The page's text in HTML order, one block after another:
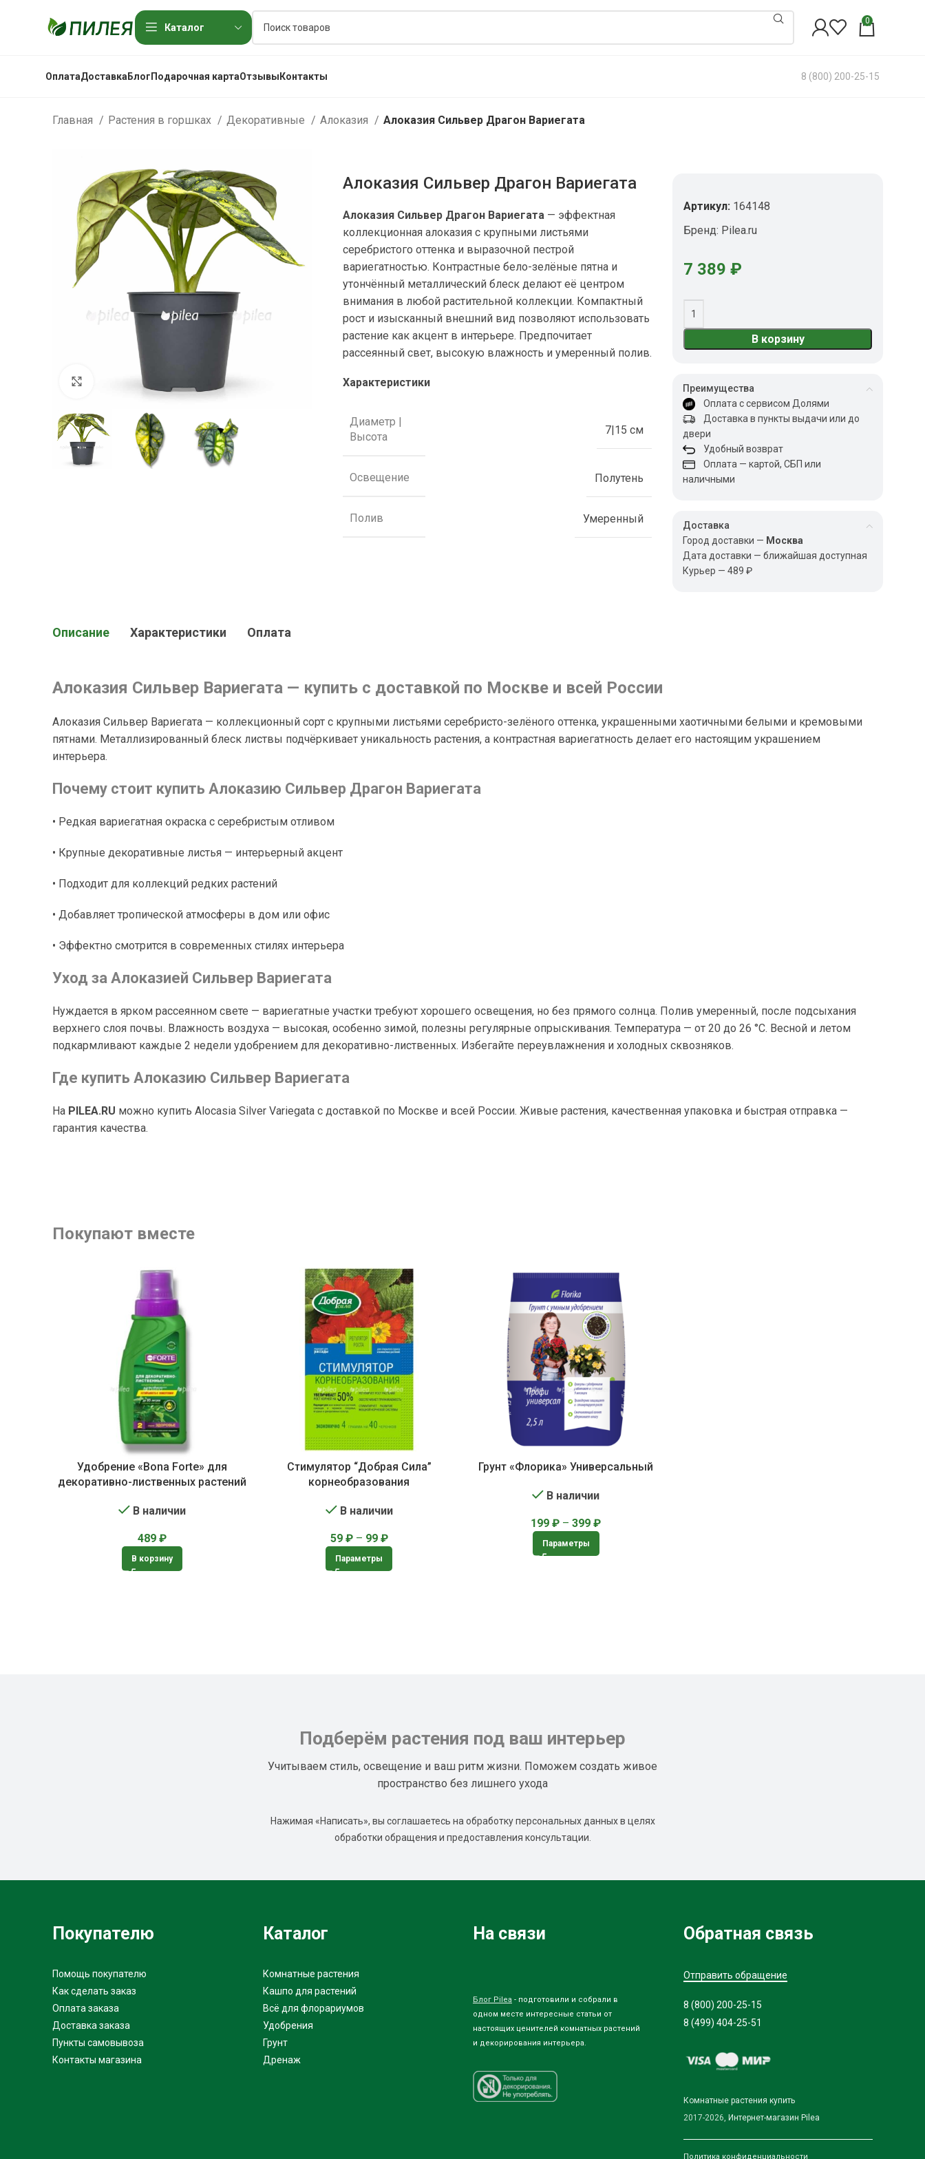
Каталог
0
ОплатаДоставка Блог Подарочная картаОтзывы Контакты 8 (800) 200-25-15
Главная Растения в горшках Декоративные Алоказия Алоказия Сильвер Драгон Вариегата
Нажмите, чтобы увеличить
Алоказия Сильвер Драгон Вариегата
Алоказия Сильвер Драгон Вариегата — эффектная
коллекционная алоказия с крупными листьями
серебристого оттенка и выразочной пестрой
вариегатностью. Контрастные бело-зелёные пятна и
утончённый металлический блеск делают её центром
внимания в любой растительной коллекции. Компактный
рост и изысканный внешний вид позволяют использовать
растение как акцент в интерьере. Предпочитает
рассеянный свет, высокую влажность и умеренный полив.
Характеристики
Диаметр |
Высота
7|15 см
Освещение Полутень
Полив Умеренный
Артикул: 164148
Бренд: Pilea.ru
7 389₽
В корзину
Преимущества
Оплата с сервисом Долями
Доставка в пункты выдачи или до
двери
Удобный возврат
Оплата — картой, СБП или
наличными
Доставка
Город доставки — Москва
Дата доставки — ближайшая доступная
Курьер — 489 ₽
Описание Характеристики Оплата
Алоказия Сильвер Вариегата — купить с доставкой по Москве и всей России
Алоказия Сильвер Вариегата — коллекционный сорт с крупными листьями серебристо-зелёного оттенка, украшенными хаотичными белыми и кремовыми
пятнами. Металлизированный блеск листвы подчёркивает уникальность растения, а контрастная вариегатность делает его настоящим украшением
интерьера.
Почему стоит купить Алоказию Сильвер Драгон Вариегата
• Редкая вариегатная окраска с серебристым отливом
• Крупные декоративные листья — интерьерный акцент
• Подходит для коллекций редких растений
• Добавляет тропической атмосферы в дом или офис
• Эффектно смотрится в современных стилях интерьера
Уход за Алоказией Сильвер Вариегата
Нуждается в ярком рассеянном свете — вариегатные участки требуют хорошего освещения, но без прямого солнца. Полив умеренный, после подсыхания
верхнего слоя почвы. Влажность воздуха — высокая, особенно зимой, полезны регулярные опрыскивания. Температура — от 20 до 26 °C. Весной и летом
подкармливают каждые 2 недели удобрением для декоративно-лиственных. Избегайте переувлажнения и холодных сквозняков.
Где купить Алоказию Сильвер Вариегата
На PILEA.RU можно купить Alocasia Silver Variegata с доставкой по Москве и всей России. Живые растения, качественная упаковка и быстрая отправка —
гарантия качества.
Покупают вместе
Удобрение «Bona Forte» для
декоративно-лиственных растений
В наличии
489₽
В корзину
Стимулятор “Добрая Сила”
корнеобразования
В наличии
59 ₽ – 99 ₽
Параметры
Грунт «Флорика» Универсальный
В наличии
199₽ – 399₽
Параметры
Подберём растения под ваш интерьер
Учитываем стиль, освещение и ваш ритм жизни. Поможем создать живое
пространство без лишнего ухода
Нажимая «Написать», вы соглашаетесь на обработку персональных данных в целях
обработки обращения и предоставления консультации.
Покупателю
Помощь покупателю
Как сделать заказ
Оплата заказа
Доставка заказа
Пункты самовывоза
Контакты магазина
Каталог
Комнатные растения
Кашпо для растений
Всё для флорариумов
Удобрения
Грунт
Дренаж
На связи
Блог Pilea - подготовили и собрали в
одном месте интересные статьи от
настоящих ценителей комнатных растений
и декорирования интерьера.
Обратная связь
Отправить обращение
8 (800) 200-25-15
8 (499) 404-25-51
Комнатные растения купить
2017-2026, Интернет-магазин Pilea
Политика конфиденциальности